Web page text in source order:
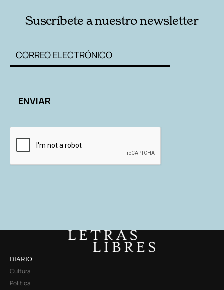
Suscríbete a nuestro newsletter
DIARIO
Cultura
Política